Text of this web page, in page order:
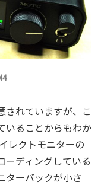
されていますが、こ
いることからもわか
レクトモニターの
ーディングしている
ターバックが小さ